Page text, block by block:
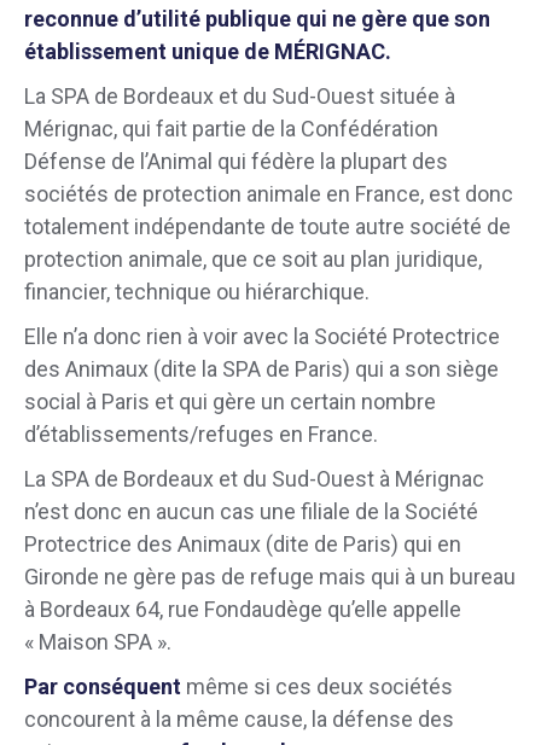
reconnue d’utilité publique qui ne gère que son
établissement unique de MÉRIGNAC.
La SPA de Bordeaux et du Sud-Ouest située à
Mérignac, qui fait partie de la Confédération
Défense de l’Animal qui fédère la plupart des
sociétés de protection animale en France, est donc
totalement indépendante de toute autre société de
protection animale, que ce soit au plan juridique,
financier, technique ou hiérarchique.
Elle n’a donc rien à voir avec la Société Protectrice
des Animaux (dite la SPA de Paris) qui a son siège
social à Paris et qui gère un certain nombre
d’établissements/refuges en France.
La SPA de Bordeaux et du Sud-Ouest à Mérignac
n’est donc en aucun cas une filiale de la Société
Protectrice des Animaux (dite de Paris) qui en
Gironde ne gère pas de refuge mais qui à un bureau
à Bordeaux 64, rue Fondaudège qu’elle appelle
« Maison SPA ».
Par conséquent même si ces deux sociétés
concourent à la même cause, la défense des